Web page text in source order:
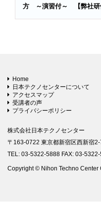
方 ～演習付～ 【弊社研
Home
日本テクノセンターについて
アクセスマップ
受講者の声
プライバシーポリシー
株式会社日本テクノセンター
〒163-0722 東京都新宿区西新宿
TEL: 03-5322-5888 FAX: 03-
Copyright © Nihon Techno Center